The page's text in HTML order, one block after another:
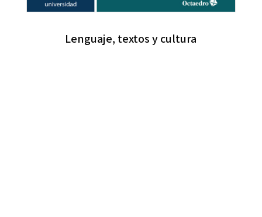
Lenguaje, textos y cultura